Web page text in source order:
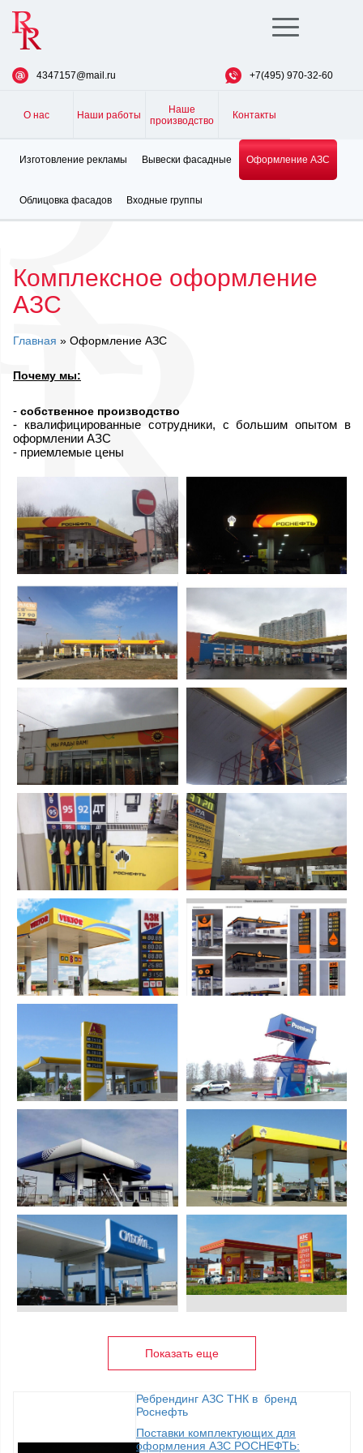
Toggle
navigation
4347157@mail.ru +7(495) 970-32-60
О нас Наши работы
Наше
производство
Контакты
Изготовление рекламы Вывески фасадные Оформление АЗС
Облицовка фасадов Входные группы
Комплексное оформление
АЗС
Главная » Оформление АЗС
Почему мы:
- собственное производство
- квалифицированные сотрудники, с большим опытом в
оформлении АЗС
- приемлемые цены
Показать еще
Ребрендинг АЗС ТНК в бренд
Роснефть
Поставки комплектующих для
оформления АЗС РОСНЕФТЬ: